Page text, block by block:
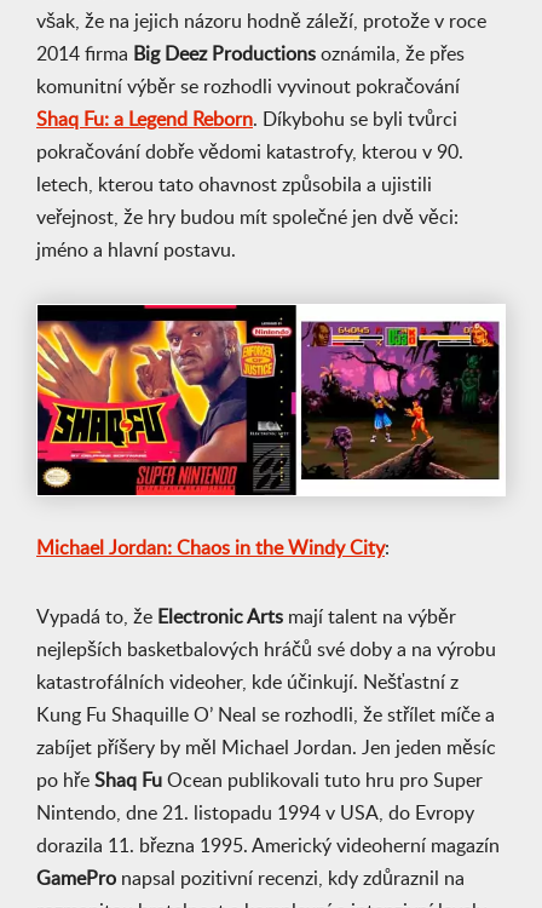
však, že na jejich názoru hodně záleží, protože v roce
2014 firma Big Deez Productions oznámila, že přes
komunitní výběr se rozhodli vyvinout pokračování
Shaq Fu: a Legend Reborn. Díkybohu se byli tvůrci
pokračování dobře vědomi katastrofy, kterou v 90.
letech, kterou tato ohavnost způsobila a ujistili
veřejnost, že hry budou mít společné jen dvě věci:
jméno a hlavní postavu.
Michael Jordan: Chaos in the Windy City:
Vypadá to, že Electronic Arts mají talent na výběr
nejlepších basketbalových hráčů své doby a na výrobu
katastrofálních videoher, kde účinkují. Nešťastní z
Kung Fu Shaquille O’ Neal se rozhodli, že střílet míče a
zabíjet příšery by měl Michael Jordan. Jen jeden měsíc
po hře Shaq Fu Ocean publikovali tuto hru pro Super
Nintendo, dne 21. listopadu 1994 v USA, do Evropy
dorazila 11. března 1995. Americký videoherní magazín
GamePro napsal pozitivní recenzi, kdy zdůraznil na